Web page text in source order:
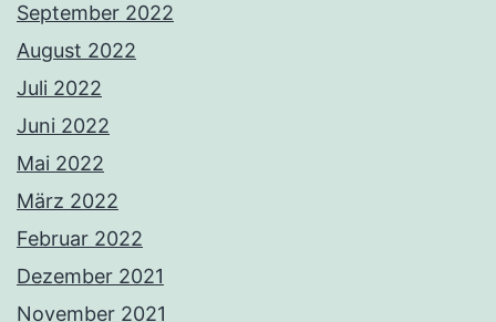
September 2022
August 2022
Juli 2022
Juni 2022
Mai 2022
März 2022
Februar 2022
Dezember 2021
November 2021